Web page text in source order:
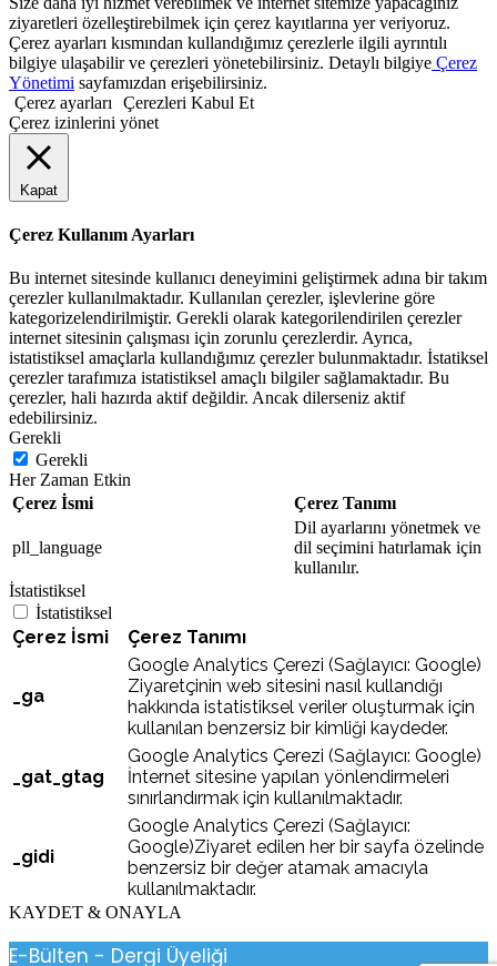
ziyaretleri özelleştirebilmek için çerez kayıtlarına yer veriyoruz.
Çerez ayarları kısmından kullandığımız çerezlerle ilgili ayrıntılı
bilgiye ulaşabilir ve çerezleri yönetebilirsiniz. Detaylı bilgiye Çerez
Yönetimi sayfamızdan erişebilirsiniz.
Çerez ayarları
Çerezleri Kabul Et
Çerez izinlerini yönet
Kapat
Çerez Kullanım Ayarları
Bu internet sitesinde kullanıcı deneyimini geliştirmek adına bir takım
çerezler kullanılmaktadır. Kullanılan çerezler, işlevlerine göre
kategorizelendirilmiştir. Gerekli olarak kategorilendirilen çerezler
internet sitesinin çalışması için zorunlu çerezlerdir. Ayrıca,
istatistiksel amaçlarla kullandığımız çerezler bulunmaktadır. İstatiksel
çerezler tarafımıza istatistiksel amaçlı bilgiler sağlamaktadır. Bu
çerezler, hali hazırda aktif değildir. Ancak dilerseniz aktif
edebilirsiniz.
Gerekli
Gerekli
Her Zaman Etkin
Çerez İsmi
Çerez Tanımı
pll_language
Dil ayarlarını yönetmek ve
dil seçimini hatırlamak için
kullanılır.
İstatistiksel
İstatistiksel
Çerez İsmi Çerez Tanımı
_ga
Google Analytics Çerezi (Sağlayıcı: Google)
Ziyaretçinin web sitesini nasıl kullandığı
hakkında istatistiksel veriler oluşturmak için
kullanılan benzersiz bir kimliği kaydeder.
_gat_gtag
Google Analytics Çerezi (Sağlayıcı: Google)
İnternet sitesine yapılan yönlendirmeleri
sınırlandırmak için kullanılmaktadır.
_gidi
Google Analytics Çerezi (Sağlayıcı:
Google)Ziyaret edilen her bir sayfa özelinde
benzersiz bir değer atamak amacıyla
kullanılmaktadır.
KAYDET & ONAYLA
E-Bülten - Dergi Üyeliği